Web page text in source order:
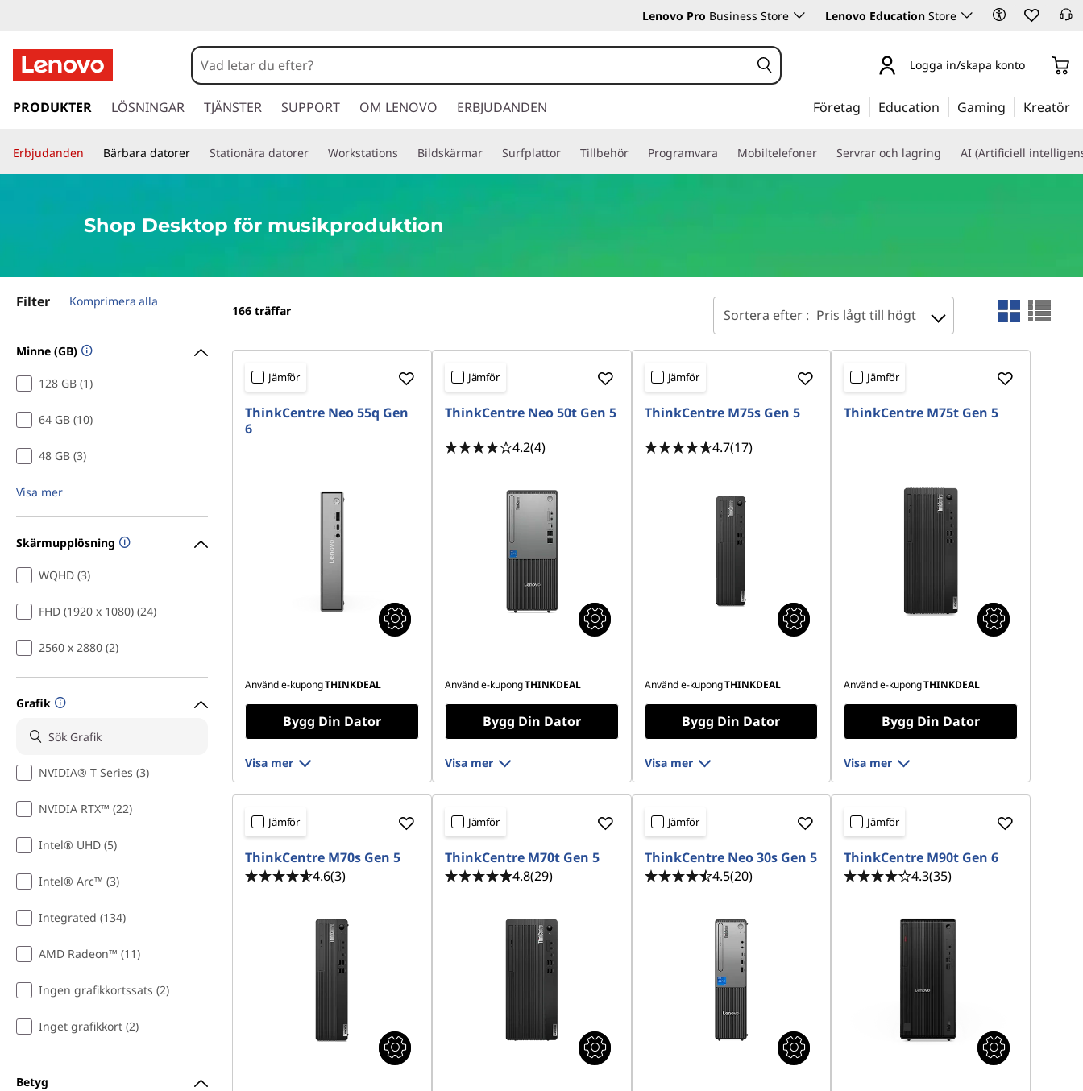
h
o
p
m
u
u
n
Lenovo Pro Business Store Lenovo Education Store
o
a
v
h
u
v
u
d
n
e
h
e
t
Logga in/skapa konto
PRODUKTER LÖSNINGAR TJÄNSTER SUPPORT OM LENOVO ERBJUDANDEN Företag Education Gaming Kreatör
Erbjudanden Bärbara datorer Stationära datorer Workstations Bildskärmar Surfplattor Tillbehör Programvara Mobiltelefoner Servrar och lagring AI (Artificiell
Shop Desktop för musikproduktion
Filter Komprimera alla
Minne (GB)
128 GB (1)
64 GB (10)
48 GB (3)
Visa mer
Skärmupplösning
WQHD (3)
FHD (1920 x 1080) (24)
2560 x 2880 (2)
Grafik
NVIDIA® T Series (3)
NVIDIA RTX™ (22)
Intel® UHD (5)
Intel® Arc™ (3)
Integrated (134)
AMD Radeon™ (11)
Ingen grafikkortssats (2)
Inget grafikkort (2)
Betyg
166 träffar Sortera efter : Pris lågt till högt
Jämför
ThinkCentre Neo 55q Gen
6
Använd e-kupongTHINKDEAL
Bygg Din Dator
Visa mer
Jämför
ThinkCentre Neo 50t Gen 5
4.2(4)
Använd e-kupongTHINKDEAL
Bygg Din Dator
Visa mer
Jämför
ThinkCentre M75s Gen 5
4.7(17)
Använd e-kupongTHINKDEAL
Bygg Din Dator
Visa mer
Jämför
ThinkCentre M75t Gen 5
Använd e-kupongTHINKDEAL
Bygg Din Dator
Visa mer
Jämför
ThinkCentre M70s Gen 5
4.6(3)
Jämför
ThinkCentre M70t Gen 5
4.8(29)
Jämför
ThinkCentre Neo 30s Gen 5
4.5(20)
Jämför
ThinkCentre M90t Gen 6
4.3(35)